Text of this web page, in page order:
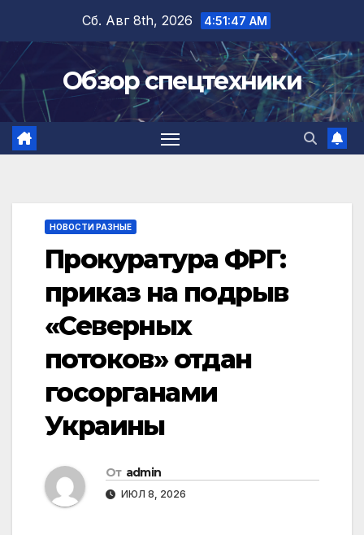
содержимому
Сб. Авг 8th, 2026 4:51:48 AM
Обзор спецтехники
НОВОСТИ РАЗНЫЕ
Прокуратура ФРГ:
приказ на подрыв
«Северных
потоков» отдан
госорганами
Украины
От admin
ИЮЛ 8, 2026